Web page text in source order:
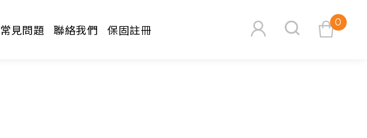
0
常見問題 聯絡我們 保固註冊